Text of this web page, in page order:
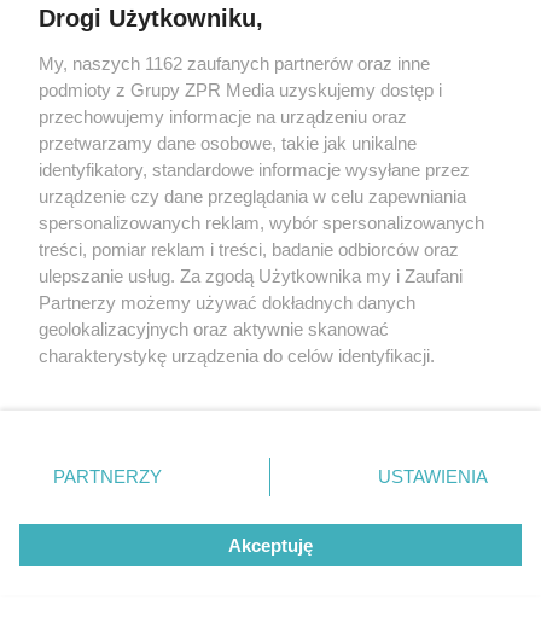
Abramczyk Polonia Bydgoszcz
deklasuje Polonię Piła. Kto zdobył
punkt bonusowy?
Drogi Użytkowniku,
My, naszych 1162 zaufanych partnerów oraz inne
podmioty z Grupy ZPR Media uzyskujemy dostęp i
przechowujemy informacje na urządzeniu oraz
przetwarzamy dane osobowe, takie jak unikalne
identyfikatory, standardowe informacje wysyłane przez
urządzenie czy dane przeglądania w celu zapewniania
spersonalizowanych reklam, wybór spersonalizowanych
treści, pomiar reklam i treści, badanie odbiorców oraz
ulepszanie usług. Za zgodą Użytkownika my i Zaufani
Partnerzy możemy używać dokładnych danych
geolokalizacyjnych oraz aktywnie skanować
charakterystykę urządzenia do celów identyfikacji.
zmienić/wycofać klikając przycisk ustawień prywatności
znajdujący się w lewym dolnym rogu strony
rodzaje przetwarzania danych nie wymagają zgody
użytkownika, ale masz prawo sprzeciwić się takiemu
przetwarzaniu. Preferencje będą miały zastosowanie tylko
PARTNERZY USTAWIENIA
Akceptuję